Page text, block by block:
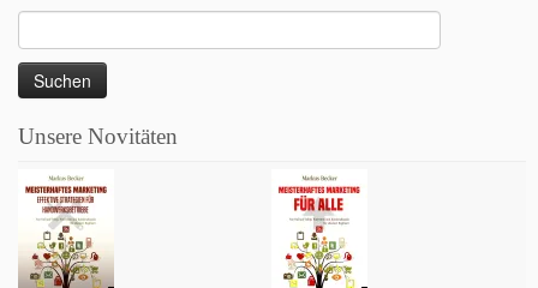
Suchen
nach:
Unsere Novitäten